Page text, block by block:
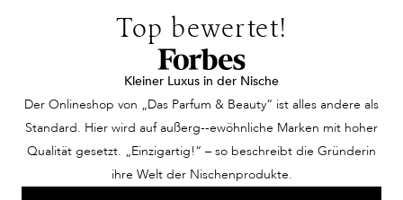
Top bewertet!
Kleiner Luxus in der Nische
Der Onlineshop von „Das Parfum & Beauty“ ist alles andere als
Standard. Hier wird auf außerg--ewöhnliche Marken mit hoher
Qualität gesetzt. „Einzigartig!“ – so beschreibt die Gründerin
ihre Welt der Nischenprodukte.